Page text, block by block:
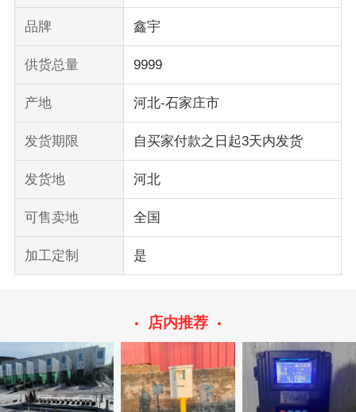
品牌 鑫宇
供货总量 9999
产地 河北-石家庄市
发货期限 自买家付款之日起3天内发货
发货地 河北
可售卖地 全国
加工定制 是
店内推荐